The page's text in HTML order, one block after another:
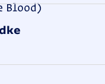
Blood)